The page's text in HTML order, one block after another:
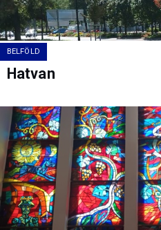
BELFÖLD
Hatvan